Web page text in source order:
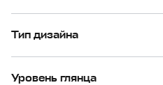
Тип дизайна
Уровень глянца